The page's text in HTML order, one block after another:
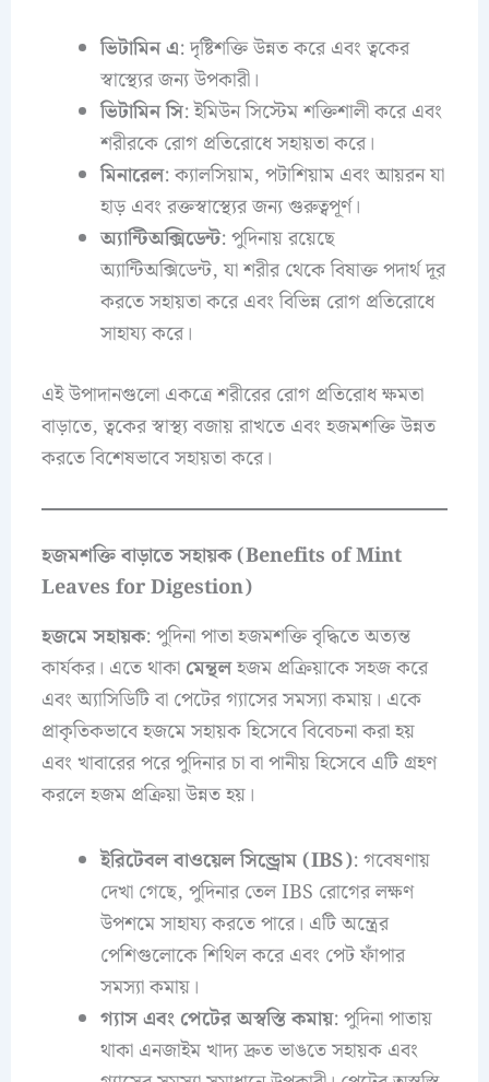
ভিটামিন এ: দৃষ্টিশক্তি উন্নত করে এবং ত্বকের
স্বাস্থ্যের জন্য উপকারী।
ভিটামিন সি: ইমিউন সিস্টেম শক্তিশালী করে এবং
শরীরকে রোগ প্রতিরোধে সহায়তা করে।
মিনারেল: ক্যালসিয়াম, পটাশিয়াম এবং আয়রন যা
হাড় এবং রক্তস্বাস্থ্যের জন্য গুরুত্বপূর্ণ।
অ্যান্টিঅক্সিডেন্ট: পুদিনায় রয়েছে
অ্যান্টিঅক্সিডেন্ট, যা শরীর থেকে বিষাক্ত পদার্থ দূর
করতে সহায়তা করে এবং বিভিন্ন রোগ প্রতিরোধে
সাহায্য করে।
এই উপাদানগুলো একত্রে শরীরের রোগ প্রতিরোধ ক্ষমতা
বাড়াতে, ত্বকের স্বাস্থ্য বজায় রাখতে এবং হজমশক্তি উন্নত
করতে বিশেষভাবে সহায়তা করে।
হজমশক্তি বাড়াতে সহায়ক (Benefits of Mint
Leaves for Digestion)
হজমে সহায়ক: পুদিনা পাতা হজমশক্তি বৃদ্ধিতে অত্যন্ত
কার্যকর। এতে থাকা মেন্থলহজম প্রক্রিয়াকে সহজ করে
এবং অ্যাসিডিটি বা পেটের গ্যাসের সমস্যা কমায়। একে
প্রাকৃতিকভাবে হজমে সহায়ক হিসেবে বিবেচনা করা হয়
এবং খাবারের পরে পুদিনার চা বা পানীয় হিসেবে এটি গ্রহণ
করলে হজম প্রক্রিয়া উন্নত হয়।
ইরিটেবল বাওয়েল সিন্ড্রোম (IBS): গবেষণায়
দেখা গেছে, পুদিনার তেল IBS রোগের লক্ষণ
উপশমে সাহায্য করতে পারে। এটি অন্ত্রের
পেশিগুলোকে শিথিল করে এবং পেট ফাঁপার
সমস্যা কমায়।
গ্যাস এবং পেটের অস্বস্তি কমায়: পুদিনা পাতায়
থাকা এনজাইম খাদ্য দ্রুত ভাঙতে সহায়ক এবং